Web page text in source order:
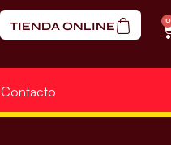
TIENDA ONLINE 0
Contacto